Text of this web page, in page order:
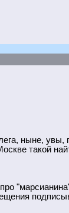
ныне, увы,
такой